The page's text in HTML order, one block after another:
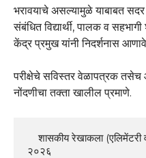
भरावयाचे असल्यामुळे याबाबत सदर
संबंधित विद्यार्थी, पालक व
केंद्र प्रमुख यांनी निदर्शनास
परीक्षेचे सविस्तर वेळापत्रक तसेच
नोंदणीचा तक्ता खालील प्रमाणे.
    शासकीय रेखाकला (एलिमेंटरी व इंटरमिजिएट ड्रॉईंग ग्रेड) परीक्षा
२०२६